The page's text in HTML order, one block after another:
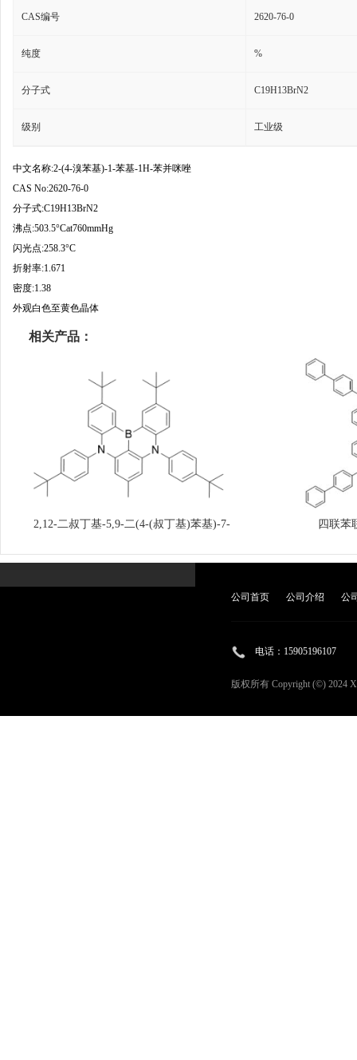
CAS编号 2620-76-0
纯度 %
分子式 C19H13BrN2
级别 工业级
中文名称:2-(4-溴苯基)-1-苯基-1H-苯并咪唑
CAS No:2620-76-0
分子式:C19H13BrN2
沸点:503.5°Cat760mmHg
闪光点:258.3°C
折射率:1.671
密度:1.38
外观白色至黄色晶体
相关产品：
2,12-二叔丁基-5,9-二(4-(叔丁基)苯基)-7-
四联苯
公司首页 公司介绍 公
电话： 15905196107
版权所有 Copyright (©) 2024